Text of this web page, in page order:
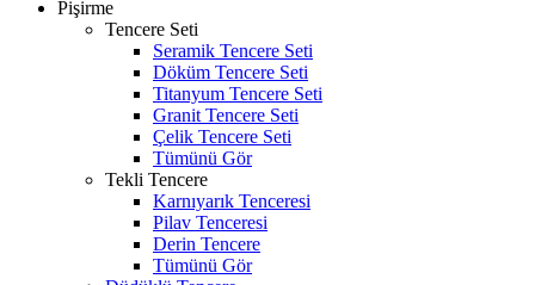
Pişirme
Tencere Seti
Seramik Tencere Seti
Döküm Tencere Seti
Titanyum Tencere Seti
Granit Tencere Seti
Çelik Tencere Seti
Tümünü Gör
Tekli Tencere
Karnıyarık Tenceresi
Pilav Tenceresi
Derin Tencere
Tümünü Gör